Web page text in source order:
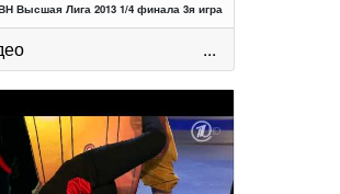
Высшая Лига 2013 1/4 финала 3я игра
...